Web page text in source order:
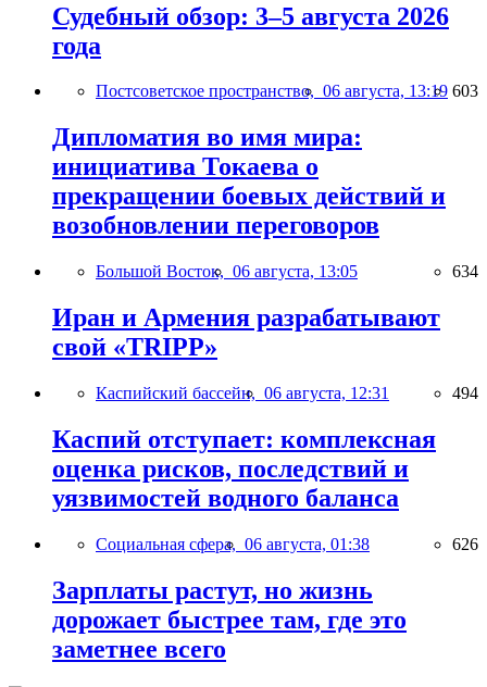
Судебный обзор: 3–5 августа 2026
года
Постсоветское пространство, 06 августа, 13:19 603
Дипломатия во имя мира:
инициатива Токаева о
прекращении боевых действий и
возобновлении переговоров
Большой Восток, 06 августа, 13:05 634
Иран и Армения разрабатывают
свой «TRIPP»
Каспийский бассейн, 06 августа, 12:31 494
Каспий отступает: комплексная
оценка рисков, последствий и
уязвимостей водного баланса
Социальная сфера, 06 августа, 01:38 626
Зарплаты растут, но жизнь
дорожает быстрее там, где это
заметнее всего